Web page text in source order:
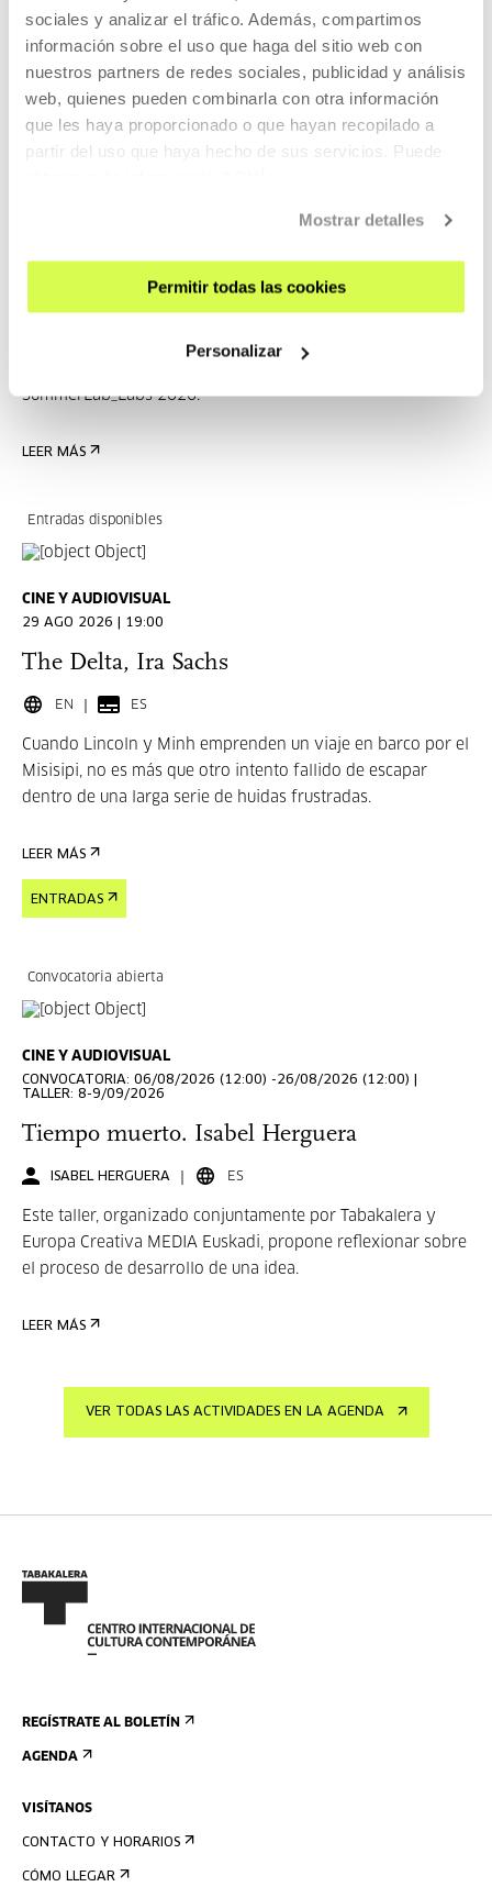
sociales y analizar el tráfico. Además, compartimos
información sobre el uso que haga del sitio web con
nuestros partners de redes sociales, publicidad y análisis
web, quienes pueden combinarla con otra información
que les haya proporcionado o que hayan recopilado a
partir del uso que haya hecho de sus servicios. Puede
Mostrar detalles
Permitir todas las cookies
Personalizar
LEER MÁS
Cortocircuitos. Vídeo, ruido y electrónica
creativa
SummerLab_Labs 2026.
LEER MÁS
Entradas disponibles
CINE Y AUDIOVISUAL
29 AGO 2026 | 19:00
The Delta, Ira Sachs
EN ES
Cuando Lincoln y Minh emprenden un viaje en barco por el
Misisipi, no es más que otro intento fallido de escapar
dentro de una larga serie de huidas frustradas.
LEER MÁS
ENTRADAS
Convocatoria abierta
CINE Y AUDIOVISUAL
CONVOCATORIA: 06/08/2026 (12:00) -26/08/2026 (12:00) |
TALLER: 8-9/09/2026
Tiempo muerto. Isabel Herguera
ISABEL HERGUERA ES
Este taller, organizado conjuntamente por Tabakalera y
Europa Creativa MEDIA Euskadi, propone reflexionar sobre
el proceso de desarrollo de una idea.
LEER MÁS
VER TODAS LAS ACTIVIDADES EN LA AGENDA
REGÍSTRATE AL BOLETÍN
AGENDA
VISÍTANOS
CONTACTO Y HORARIOS
CÓMO LLEGAR